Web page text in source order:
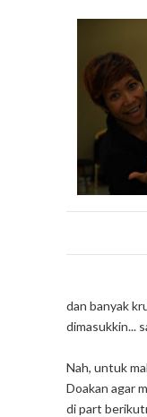
dan banyak
dimasukkin...
Nah, untuk
Doakan agar
di part